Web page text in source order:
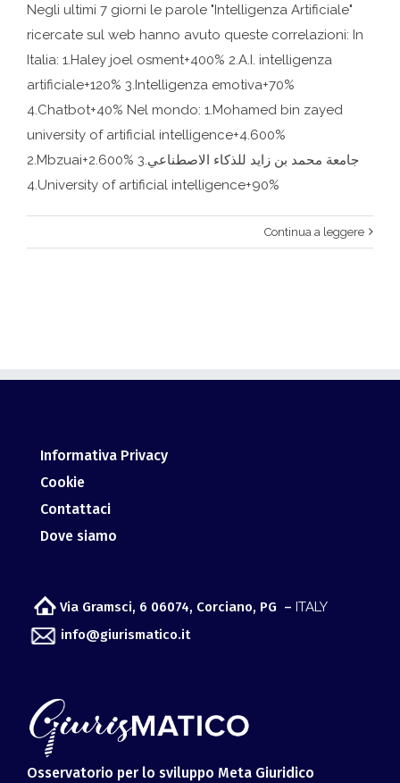
Negli ultimi 7 giorni le parole "Intelligenza Artificiale"
ricercate sul web hanno avuto queste correlazioni: In
Italia: 1.Haley joel osment+400% 2.A.I. intelligenza
artificiale+120% 3.Intelligenza emotiva+70%
4.Chatbot+40% Nel mondo: 1.Mohamed bin zayed
university of artificial intelligence+4.600%
2.Mbzuai+2.600% 3.جامعة محمد بن زايد للذكاء الاصطناعي
4.University of artificial intelligence+90%
Continua a leggere
Informativa Privacy
Cookie
Contattaci
Dove siamo
Via Gramsci, 6 06074, Corciano, PG – ITALY
info@giurismatico.it
Osservatorio per lo sviluppo Meta Giuridico